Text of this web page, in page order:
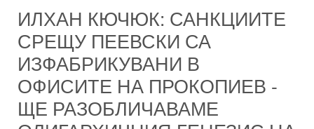
ИЛХАН КЮЧЮК: САНКЦИИТЕ
СРЕЩУ ПЕЕВСКИ СА
ИЗФАБРИКУВАНИ В
ОФИСИТЕ НА ПРОКОПИЕВ -
ЩЕ РАЗОБЛИЧАВАМЕ